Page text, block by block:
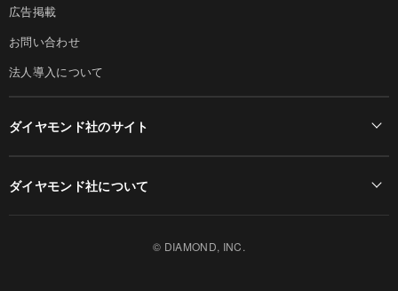
広告掲載
お問い合わせ
法人導入について
ダイヤモンド社のサイト
ダイヤモンド社について
© DIAMOND, INC.